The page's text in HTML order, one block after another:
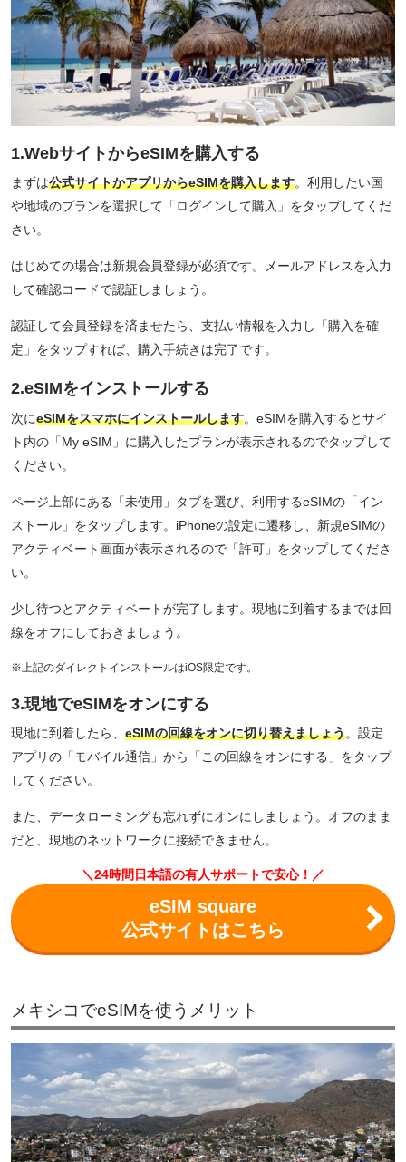
1.WebサイトからeSIMを購入する
まずは公式サイトかアプリからeSIMを購入します。利用したい国
や地域のプランを選択して「ログインして購入」をタップしてくだ
さい。
はじめての場合は新規会員登録が必須です。メールアドレスを入力
して確認コードで認証しましょう。
認証して会員登録を済ませたら、支払い情報を入力し「購入を確
定」をタップすれば、購入手続きは完了です。
2.eSIMをインストールする
次にeSIMをスマホにインストールします。eSIMを購入するとサイ
ト内の「My eSIM」に購入したプランが表示されるのでタップして
ください。
ページ上部にある「未使用」タブを選び、利用するeSIMの「イン
ストール」をタップします。iPhoneの設定に遷移し、新規eSIMの
アクティベート画面が表示されるので「許可」をタップしてくださ
い。
少し待つとアクティベートが完了します。現地に到着するまでは回
線をオフにしておきましょう。
※上記のダイレクトインストールはiOS限定です。
3.現地でeSIMをオンにする
現地に到着したら、 eSIMの回線をオンに切り替えましょう。設定
アプリの「モバイル通信」から「この回線をオンにする」をタップ
してください。
また、データローミングも忘れずにオンにしましょう。オフのまま
だと、現地のネットワークに接続できません。
＼24時間日本語の有人サポートで安心！／
eSIM square
公式サイトはこちら
メキシコでeSIMを使うメリット